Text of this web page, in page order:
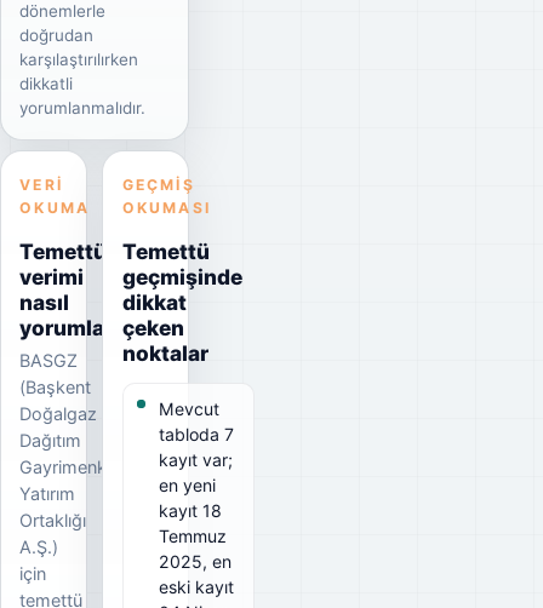
dönemlerle
doğrudan
karşılaştırılırken
dikkatli
yorumlanmalıdır.
VERI
OKUMA
Temettü
verimi
nasıl
yorumlanmalı?
BASGZ
(Başkent
Doğalgaz
Dağıtım
Gayrimenkul
Yatırım
Ortaklığı
A.Ş.)
için
temettü
GEÇMIŞ
OKUMASI
Temettü
geçmişinde
dikkat
çeken
noktalar
Mevcut
tabloda 7
kayıt var;
en yeni
kayıt 18
Temmuz
2025, en
eski kayıt